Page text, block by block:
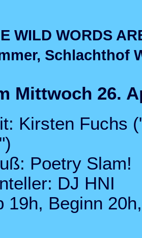
WILD WORDS
Schlachthof
Mittwoch 26.
Kirsten Fuchs
Poetry Slam!
DJ HNI
19h, Beginn